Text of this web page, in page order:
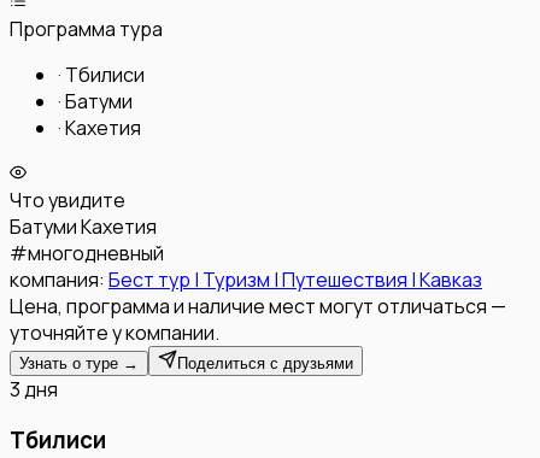
Программа тура
· Тбилиси
·Батуми
·Кахетия
Что увидите
БатумиКахетия
#многодневный
компания: Бест тур | Туризм | Путешествия | Кавказ
Цена, программа и наличие мест могут отличаться —
уточняйте у компании.
Узнать о туре → Поделиться с друзьями
3 дня
Тбилиси